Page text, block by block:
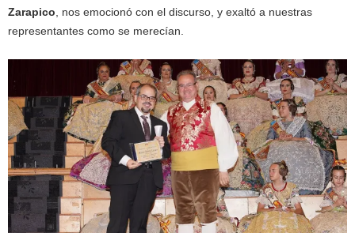
Zarapico , nos emocionó con el discurso, y exaltó a nuestras
representantes como se merecían.